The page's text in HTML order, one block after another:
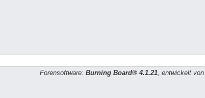
Forensoftware: Burning Board® 4.1.21, entwickelt von